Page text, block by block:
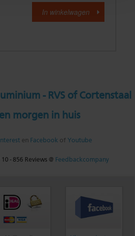
- RVS of Cortenstaal
morgen in huis
en Facebook of Youtube
10 -856 Reviews @ Feedbackcompany